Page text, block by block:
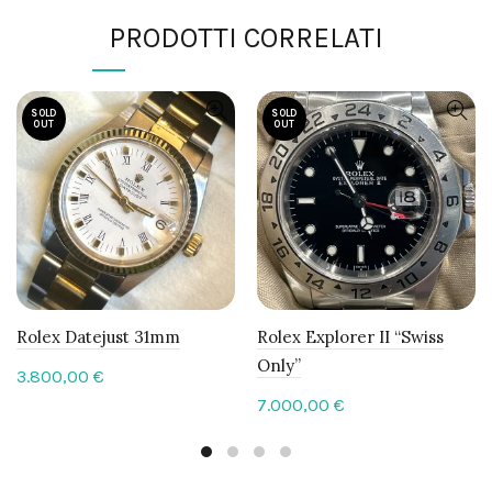
PRODOTTI CORRELATI
SOLD
OUT
Rolex Datejust 31mm
3.800,00 €
SOLD
OUT
Rolex Explorer II “Swiss
Only”
7.000,00 €